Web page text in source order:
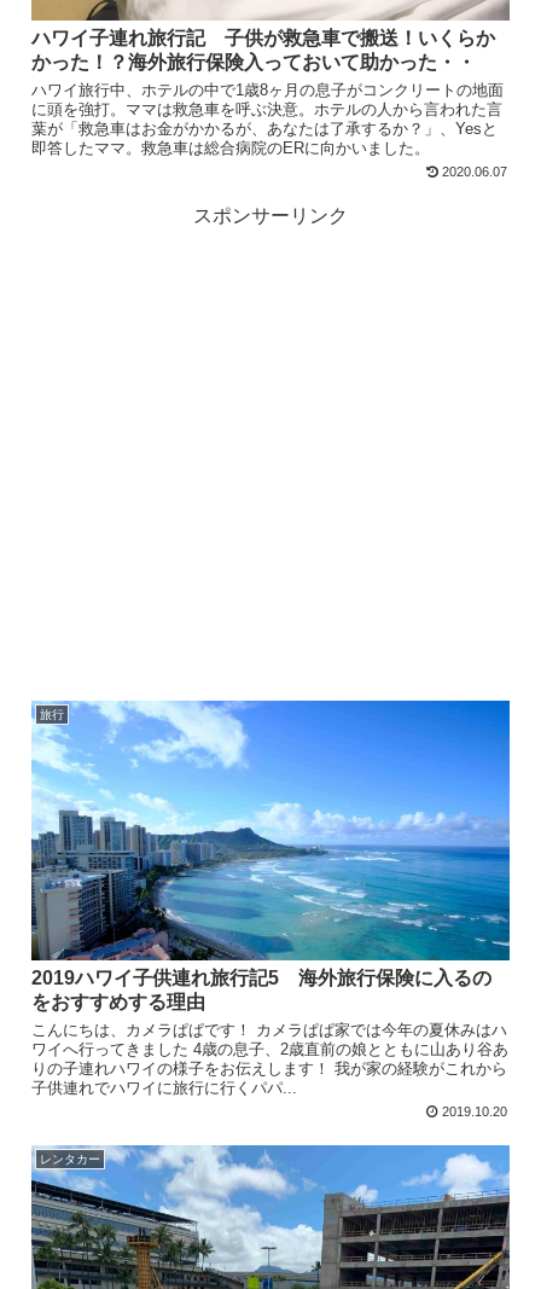
ハワイ子連れ旅行記 子供が救急車で搬送！いくらか
かった！？海外旅行保険入っておいて助かった・・
ハワイ旅行中、ホテルの中で1歳8ヶ月の息子がコンクリートの地面
に頭を強打。ママは救急車を呼ぶ決意。ホテルの人から言われた言
葉が「救急車はお金がかかるが、あなたは了承するか？」、Yesと
即答したママ。救急車は総合病院のERに向かいました。
2020.06.07
スポンサーリンク
旅行
2019ハワイ子供連れ旅行記5 海外旅行保険に入るの
をおすすめする理由
こんにちは、カメラぱぱです！ カメラぱぱ家では今年の夏休みはハ
ワイへ行ってきました 4歳の息子、2歳直前の娘とともに山あり谷あ
りの子連れハワイの様子をお伝えします！ 我が家の経験がこれから
子供連れでハワイに旅行に行くパパ...
2019.10.20
レンタカー